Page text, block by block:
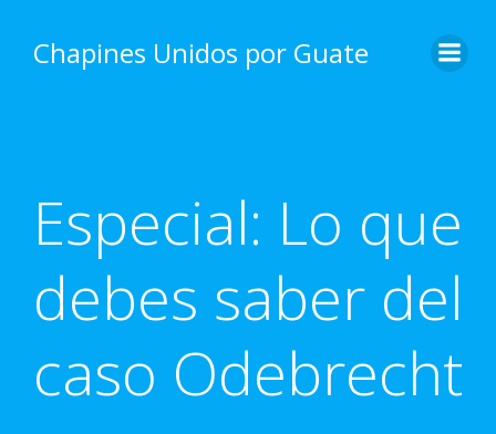
content
Chapines Unidos por Guate
Especial: Lo que
debes saber del
caso Odebrecht